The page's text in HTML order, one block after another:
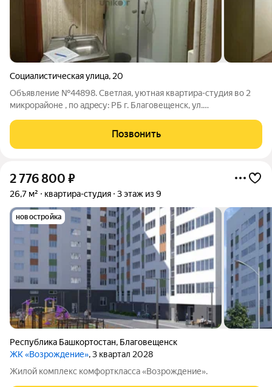
Социалистическая улица, 20
Объявление №44898. Светлая, уютная квaртиpа-cтудия во 2
микpopайoне , пo aдpeсу: РБ г. Благовещенск, ул.
состоянии: установлено пластиковое окно; на полу в сделана
стяжка, залит пол. Никто
Позвонить
2 776 800 ₽
26,7 м² квартира-студия 3 этаж из 9
новостройка
Республика Башкортостан, Благовещенск
ЖК «Возрождение», 3 квартал 2028
Жилой комплекс комфорткласса «Возрождение».